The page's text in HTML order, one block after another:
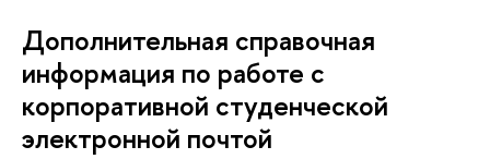
Дополнительная справочная
информация по работе с
корпоративной студенческой
электронной почтой